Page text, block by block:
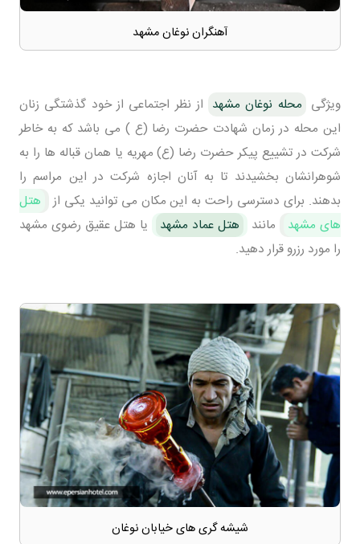
آهنگران نوغان مشهد
ویژگی محله نوغان مشهد از نظر اجتماعی از خود گذشتگی زنان
این محله در زمان شهادت حضرت رضا (ع ) می باشد که به خاطر
شرکت در تشییع پیکر حضرت رضا (ع) مهریه یا همان قباله ها را به
شوهرانشان بخشیدند تا به آنان اجازه شرکت در این مراسم را
بدهند. برای دسترسی راحت به این مکان می توانید یکی از
هتل
های مشهد
مانند هتل عماد مشهد
یا هتل عقیق رضوی مشهد
را مورد رزرو قرار دهید.
شیشه گری های خیابان نوغان